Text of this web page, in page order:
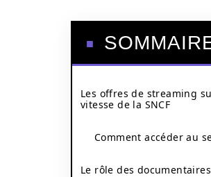
Les offres de streaming
vitesse de la SNCF
Comment accéder au
Le rôle des